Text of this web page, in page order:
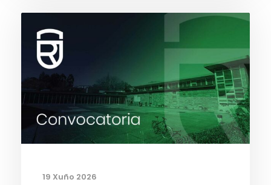
19 Xuño 2026